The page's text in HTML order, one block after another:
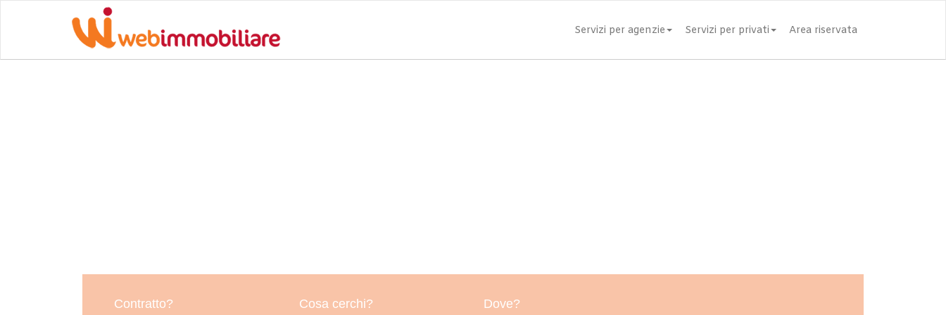
Servizi per agenzie Servizi per privati Area riservata
Contratto? Cosa cerchi? Dove?